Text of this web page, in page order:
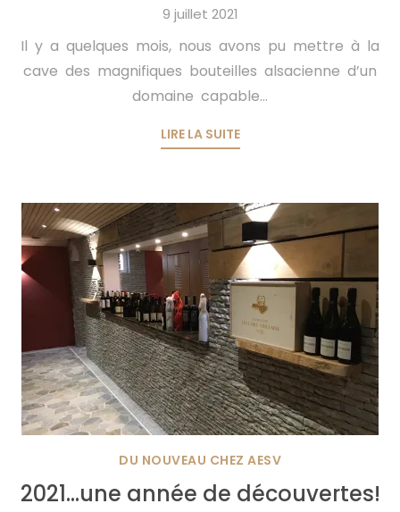
9 juillet 2021
Il y a quelques mois, nous avons pu mettre à la
cave des magnifiques bouteilles alsacienne d’un
domaine capable...
LIRE LA SUITE
DU NOUVEAU CHEZ AESV
2021…une année de découvertes!